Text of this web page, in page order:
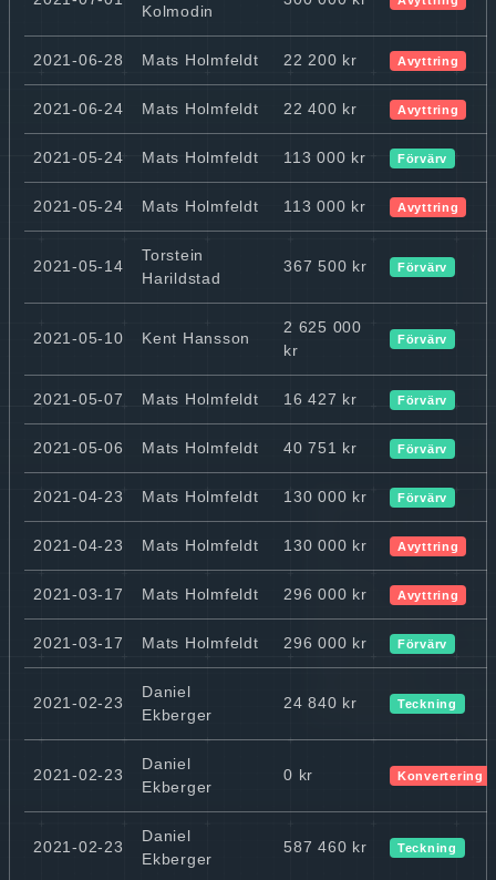
Kolmodin
2021-06-28 Mats Holmfeldt 22 200 kr Avyttring
2021-06-24 Mats Holmfeldt 22 400 kr Avyttring
2021-05-24 Mats Holmfeldt 113 000 kr Förvärv
2021-05-24 Mats Holmfeldt 113 000 kr Avyttring
2021-05-14
Torstein
Harildstad
367 500 kr Förvärv
2021-05-10 Kent Hansson
2 625 000
kr
Förvärv
2021-05-07 Mats Holmfeldt 16 427 kr Förvärv
2021-05-06 Mats Holmfeldt 40 751 kr Förvärv
2021-04-23 Mats Holmfeldt 130 000 kr Förvärv
2021-04-23 Mats Holmfeldt 130 000 kr Avyttring
2021-03-17 Mats Holmfeldt 296 000 kr Avyttring
2021-03-17 Mats Holmfeldt 296 000 kr Förvärv
2021-02-23
Daniel
Ekberger
24 840 kr Teckning
2021-02-23
Daniel
Ekberger
0 kr Konvertering
2021-02-23
Daniel
Ekberger
587 460 kr Teckning